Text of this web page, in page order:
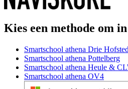
Kies een methode om
Smartschool athena Drie
Smartschool athena Pottelberg
Smartschool athena Heule &
Smartschool athena OV4